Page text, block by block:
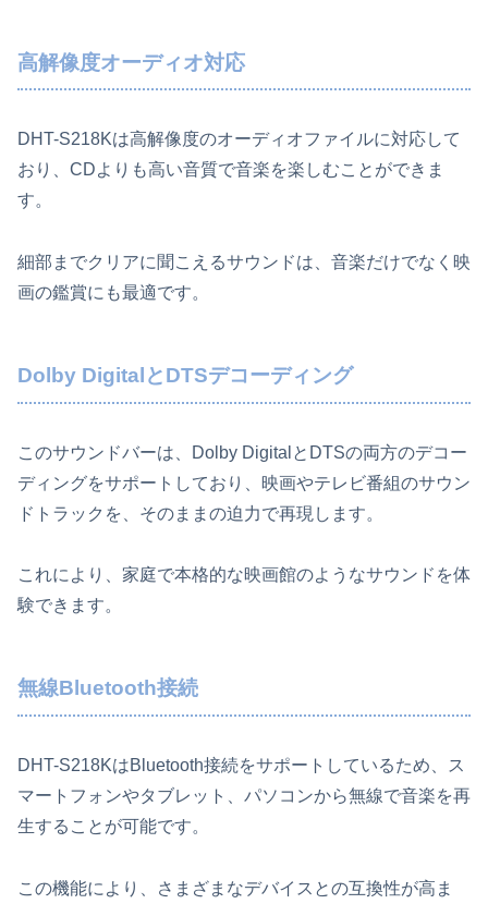
高解像度オーディオ対応
DHT-S218Kは高解像度のオーディオファイルに対応して
おり、CDよりも高い音質で音楽を楽しむことができま
す。
細部までクリアに聞こえるサウンドは、音楽だけでなく映
画の鑑賞にも最適です。
Dolby DigitalとDTSデコーディング
このサウンドバーは、Dolby DigitalとDTSの両方のデコー
ディングをサポートしており、映画やテレビ番組のサウン
ドトラックを、そのままの迫力で再現します。
これにより、家庭で本格的な映画館のようなサウンドを体
験できます。
無線Bluetooth接続
DHT-S218KはBluetooth接続をサポートしているため、ス
マートフォンやタブレット、パソコンから無線で音楽を再
生することが可能です。
この機能により、さまざまなデバイスとの互換性が高ま